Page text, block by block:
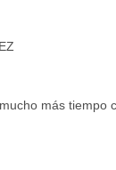
más tiempo